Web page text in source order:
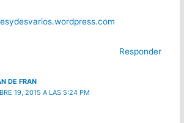
Responder
DE FRAN
19, 2015 A LAS 5:24 PM